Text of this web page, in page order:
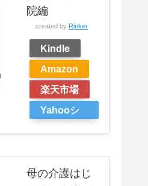
院編
created by Rinker
Kindle
Amazon
楽天市場
Yahooシ
母の介護はじ